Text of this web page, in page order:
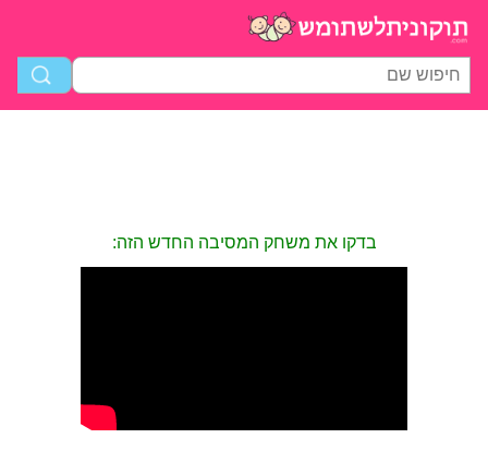
בדקו את משחק המסיבה החדש הזה: